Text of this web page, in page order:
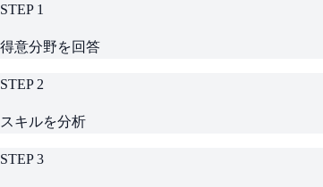
STEP 1
得意分野を回答
STEP 2
スキルを分析
STEP 3